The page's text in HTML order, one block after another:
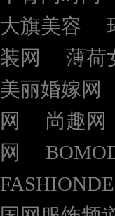
大旗美容
装网
薄荷
美丽婚嫁网
网
尚趣网
网